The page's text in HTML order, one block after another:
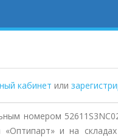
кабинет или
номером
и на